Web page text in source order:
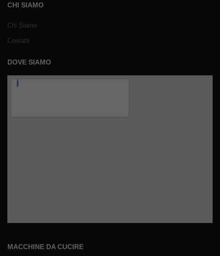
CHI SIAMO
Chi Siamo
Contatti
DOVE SIAMO
MACCHINE DA CUCIRE